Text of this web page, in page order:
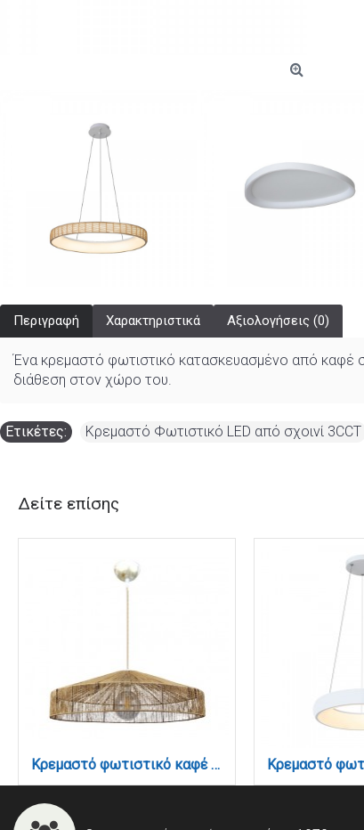
Περιγραφή Χαρακτηριστικά Αξιολογήσεις (0)
Ένα κρεμαστό φωτιστικό κατασκευασμένο από καφέ
διάθεση στον χώρο του.
Ετικέτες: Κρεμαστό Φωτιστικό LED από σχοινί 3CCT
Δείτε επίσης
Κρεμαστό φωτιστικό καφέ από σχοινί 1XE27 D:70cm (4029-Α)